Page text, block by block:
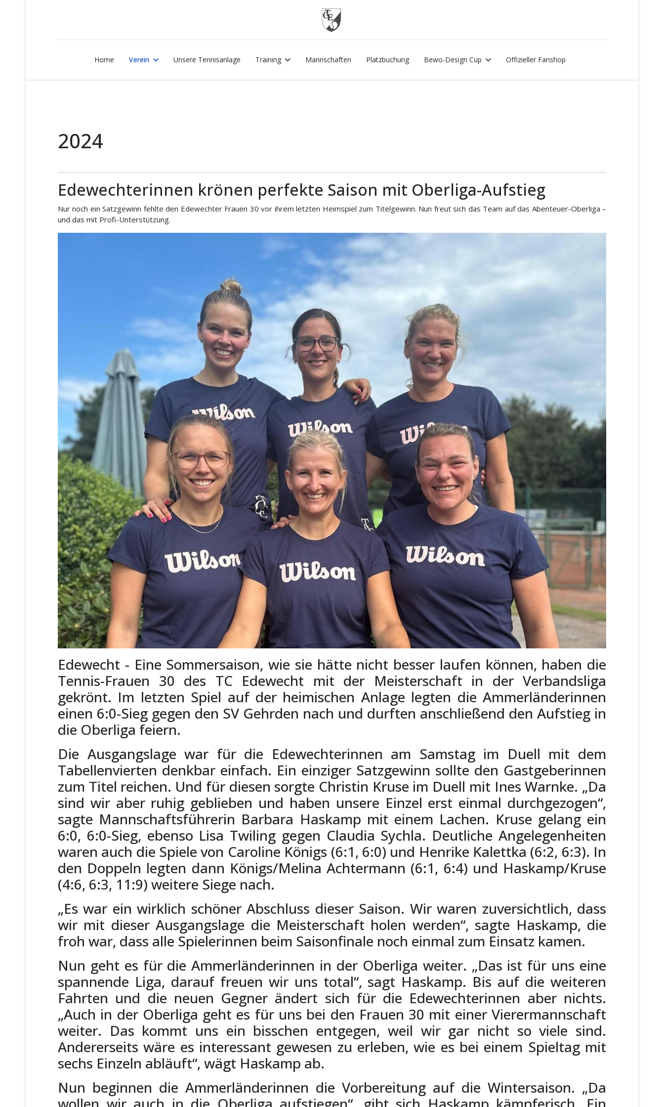
Home Verein Unsere Tennisanlage Training Mannschaften Platzbuchung Bewo-Design Cup Offizieller Fanshop
2024
Edewechterinnen krönen perfekte Saison mit Oberliga-Aufstieg
Nur noch ein Satzgewinn fehlte den Edewechter Frauen 30 vor ihrem letzten Heimspiel zum Titelgewinn. Nun freut sich das Team auf das Abenteuer-Oberliga –
und das mit Profi-Unterstützung.
Edewecht - Eine Sommersaison, wie sie hätte nicht besser laufen können, haben die
Tennis-Frauen 30 des TC Edewecht mit der Meisterschaft in der Verbandsliga
gekrönt. Im letzten Spiel auf der heimischen Anlage legten die Ammerländerinnen
einen 6:0-Sieg gegen den SV Gehrden nach und durften anschließend den Aufstieg in
die Oberliga feiern.
Die Ausgangslage war für die Edewechterinnen am Samstag im Duell mit dem
Tabellenvierten denkbar einfach. Ein einziger Satzgewinn sollte den Gastgeberinnen
zum Titel reichen. Und für diesen sorgte Christin Kruse im Duell mit Ines Warnke. „Da
sind wir aber ruhig geblieben und haben unsere Einzel erst einmal durchgezogen“,
sagte Mannschaftsführerin Barbara Haskamp mit einem Lachen. Kruse gelang ein
6:0, 6:0-Sieg, ebenso Lisa Twiling gegen Claudia Sychla. Deutliche Angelegenheiten
waren auch die Spiele von Caroline Königs (6:1, 6:0) und Henrike Kalettka (6:2, 6:3). In
den Doppeln legten dann Königs/Melina Achtermann (6:1, 6:4) und Haskamp/Kruse
(4:6, 6:3, 11:9) weitere Siege nach.
„Es war ein wirklich schöner Abschluss dieser Saison. Wir waren zuversichtlich, dass
wir mit dieser Ausgangslage die Meisterschaft holen werden“, sagte Haskamp, die
froh war, dass alle Spielerinnen beim Saisonfinale noch einmal zum Einsatz kamen.
Nun geht es für die Ammerländerinnen in der Oberliga weiter. „Das ist für uns eine
spannende Liga, darauf freuen wir uns total“, sagt Haskamp. Bis auf die weiteren
Fahrten und die neuen Gegner ändert sich für die Edewechterinnen aber nichts.
„Auch in der Oberliga geht es für uns bei den Frauen 30 mit einer Vierermannschaft
weiter. Das kommt uns ein bisschen entgegen, weil wir gar nicht so viele sind.
Andererseits wäre es interessant gewesen zu erleben, wie es bei einem Spieltag mit
sechs Einzeln abläuft“, wägt Haskamp ab.
Nun beginnen die Ammerländerinnen die Vorbereitung auf die Wintersaison. „Da